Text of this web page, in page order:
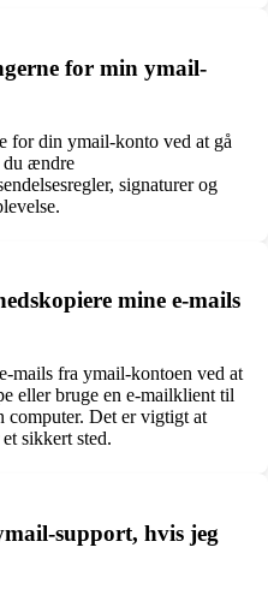
for min ymail-
for din ymail-konto ved at gå
ændre
signaturer og
mine e-mails
mails fra ymail-kontoen ved at
eller bruge en e-mailklient til
computer. Det er vigtigt at
sikkert sted.
support, hvis jeg